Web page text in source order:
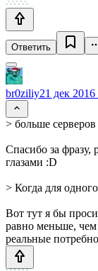
Ответить
br0ziliy21 дек 2016
> больше серверов
Спасибо за фразу,
глазами :D
> Когда для
Вот тут я бы
равно меньше,
реальные